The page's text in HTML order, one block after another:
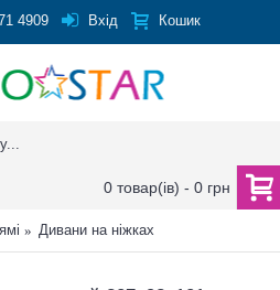
4909 Вхід Кошик
0 товар(ів) - 0 грн
Дивани на ніжках